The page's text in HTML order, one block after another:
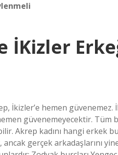
İKizler
İkizler’e hemen
güvenemeyecektir. Tüm
Akrep kadını hangi erkek
gerçek arkadaşlarını